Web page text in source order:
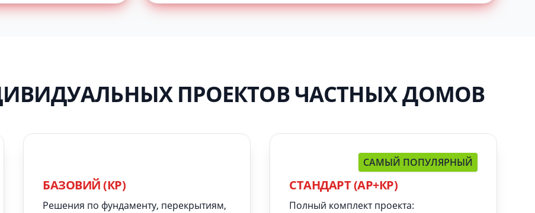
ПРОЕКТОВ ЧАСТНЫХ ДОМОВ
БАЗОВИЙ (КР)
Решения по фундаменту, перекрытиям,
САМЫЙ ПОПУЛЯРНЫЙ
СТАНДАРТ (АР+КР)
Полный комплект проекта: